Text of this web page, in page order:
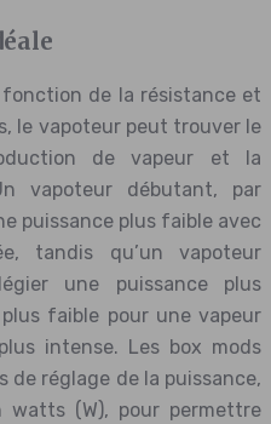
de la résistance et
le vapoteur peut trouver le
de vapeur et la
vapoteur débutant, par
puissance plus faible avec
tandis qu’un vapoteur
une puissance plus
faible pour une vapeur
intense. Les box mods
de réglage de la puissance,
watts (W), pour permettre